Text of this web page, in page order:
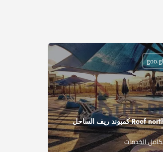
" Reef north coast كمبوند ريف الساحل
الخدمات